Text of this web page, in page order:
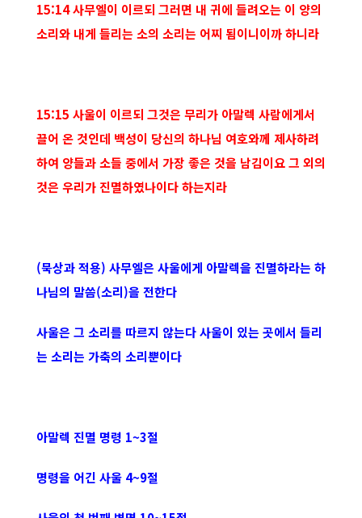
15:14 사무엘이 이르되 그러면 내 귀에 들려오는 이 양의
소리와 내게 들리는 소의 소리는 어찌 됨이니이까 하니라
15:15 사울이 이르되 그것은 무리가 아말렉 사람에게서
끌어 온 것인데 백성이 당신의 하나님 여호와께 제사하려
하여 양들과 소들 중에서 가장 좋은 것을 남김이요 그 외의
것은 우리가 진멸하였나이다 하는지라
(묵상과 적용) 사무엘은 사울에게 아말렉을 진멸하라는 하
나님의 말씀(소리)을 전한다
사울은 그 소리를 따르지 않는다 사울이 있는 곳에서 들리
는 소리는 가축의 소리뿐이다
아말렉 진멸 명령 1~3절
명령을 어긴 사울 4~9절